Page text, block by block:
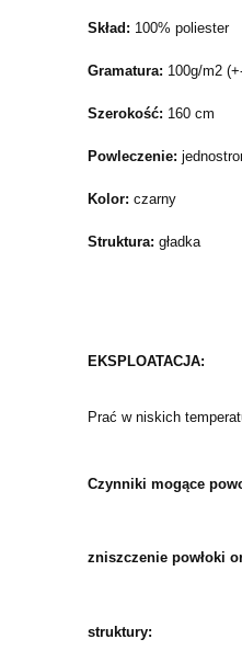
Skład: 100% poliester
Gramatura: 100g/m2
Szerokość: 160 cm
Powleczenie:
Kolor: czarny
Struktura: gładka
EKSPLOATACJA:
Prać w niskich
Czynniki mogące
zniszczenie powłoki
struktury: